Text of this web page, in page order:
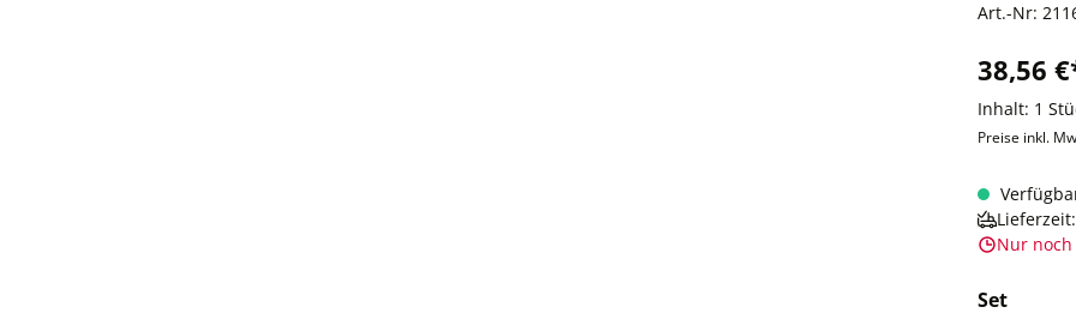
Art.-Nr:
38,56
Inhalt: 1
Preise inkl.
Nur
Set